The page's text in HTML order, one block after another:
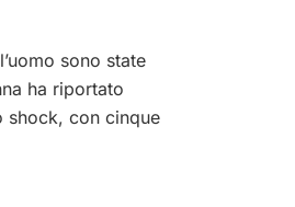
sono state
ha riportato
shock, con cinque